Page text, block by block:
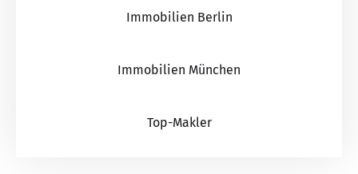
Immobilien Berlin
Immobilien München
Top-Makler